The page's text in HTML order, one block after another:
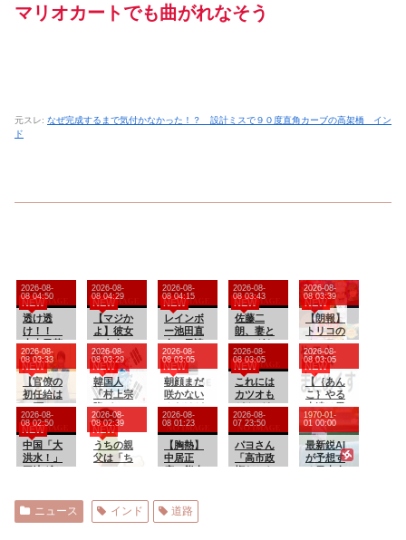
マリオカートでも曲がれなそう
元スレ: なぜ完成するまで気付かなかった！？ 設計ミスで９０度直角カーブの高架橋 イン
ド
透け透
け！！
山本里菜
アナ【GIF
動画あ
り】
NEW
2026-08-
08 04:50
【マジか
よ】彼女
の友人に
別れを勧
められ
た。後
日、彼女
(元カノ)の
浮気発覚
したが実
は…彼女
友人「だ
ったでし
ょ?」俺を
NEW
2026-08-
08 04:29
レインボ
ー池田直
人＆元読
売テレ
ビ・佐藤
佳奈アナ
が結婚
NEW
2026-08-
08 04:15
佐藤二
朗、妻と
のハグを
報告「文
〇砲より
遥かに威
力は弱い
が、僕の
ノロケ砲
をお見舞
いする」
NEW
2026-08-
08 03:43
【朗報】
トリコの
オンライ
ンくじ、
開催
NEW
2026-08-
08 03:39
【官僚の
初任給は
31万2600
円】国家
公務員給
与 3.5％を
超える大
人事院
「局長ら
NEW
2026-08-
08 03:33
韓国人
「村上宗
隆パワー
炸裂大き
な25号ソ
ロホーム
ラン！」
NEW
2026-08-
08 03:29
朝顔まだ
咲かない
んだけど
北海道だ
からかし
ら
NEW
2026-08-
08 03:05
これには
カツオも
どんびき
NEW
2026-08-
08 03:05
【｛あん
こ｝やる
夫達は異
世界での
し上がり
たいよう
です】
NEW
2026-08-
08 03:05
中国「大
洪水！」
力放流」
中国都市
NEW
2026-08-
08 02:50
うちの親
父は「ち
を指さ
し、押し
NEW
2026-08-
08 02:39
【胸熱】
中居正
か 10年
前の震災
2026-08-
08 01:23
パヨさん
「高市政
2026-08-
07 23:50
最新鋭AI
が予想す
1970-01-
01 00:00
ニュース インド 道路